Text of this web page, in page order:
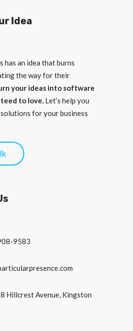
Idea
has an idea that burns
the way for their
your ideas into software
to love. Let’s help you
for your business
9583
Hillcrest Avenue, Kingston